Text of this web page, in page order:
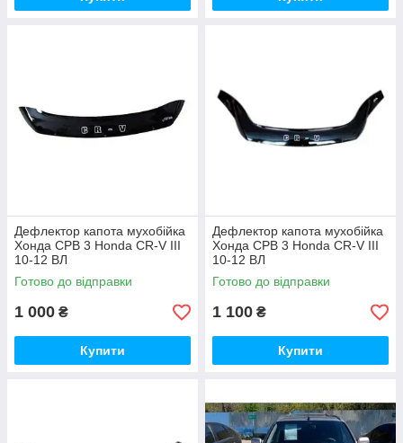
Дефлектор капота мухобійка
Хонда СРВ 3 Honda CR-V III
10-12 ВЛ
Готово до відправки
1 000 ₴
Купити
Дефлектор капота мухобійка
Хонда СРВ 3 Honda CR-V III
10-12 ВЛ
Готово до відправки
1 100 ₴
Купити